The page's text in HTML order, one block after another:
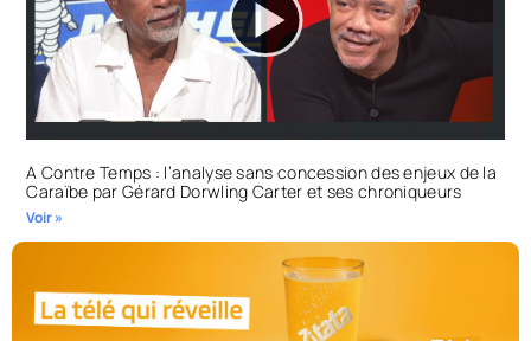
A Contre Temps : l’analyse sans concession des enjeux de la
Caraïbe par Gérard Dorwling Carter et ses chroniqueurs
Voir »